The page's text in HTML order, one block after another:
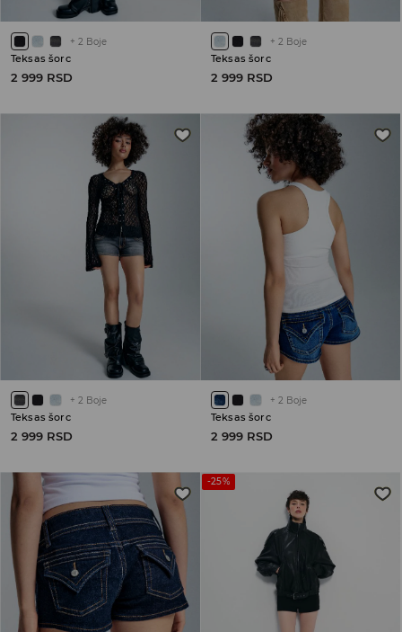
+ 2 Boje
Teksas šorc
2 999 RSD
+ 2 Boje
Teksas šorc
2 999 RSD
+ 2 Boje
Teksas šorc
2 999 RSD
+ 2 Boje
Teksas šorc
2 999 RSD
-25%